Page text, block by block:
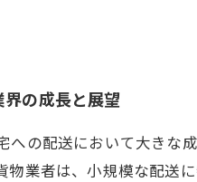
の成長と展望
への配送において大きな
物業者は、小規模な配送